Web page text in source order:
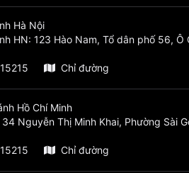
Hà Nội
HN: 123 Hào Nam, Tổ dân phố 56, Ô
Chỉ đường
Hồ Chí Minh
34 Nguyễn Thị Minh Khai, Phường Sài
Chỉ đường